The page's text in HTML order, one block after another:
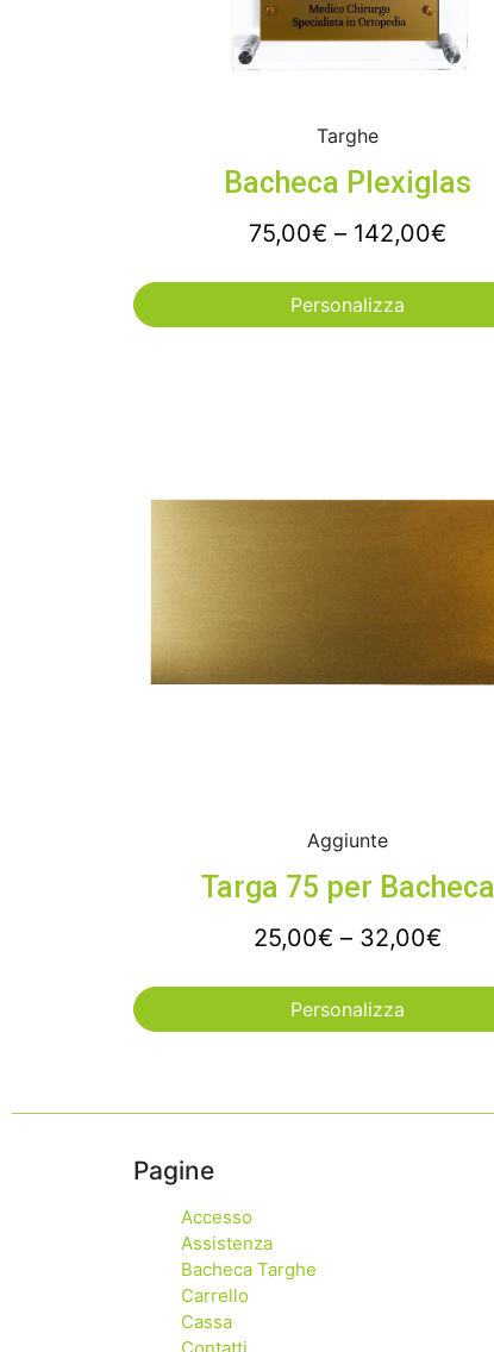
Targhe
Bacheca Plexiglas
75,00€ – 142,00€
Personalizza
Aggiunte
Targa 75 per Bacheca
25,00€ – 32,00€
Personalizza
Pagine
Accesso
Assistenza
Bacheca Targhe
Carrello
Cassa